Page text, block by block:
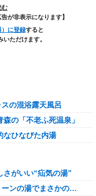
む
が非表示になります】
）に登録すると
ただけます。
の混浴露天風呂
の「不老ふ死温泉」
なひなびた内湯
さがいい“疝気の湯”
ーンの湯でまさかの…